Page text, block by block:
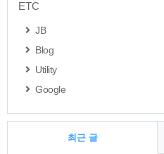
ETC
JB
Blog
Utility
Google
최근 글